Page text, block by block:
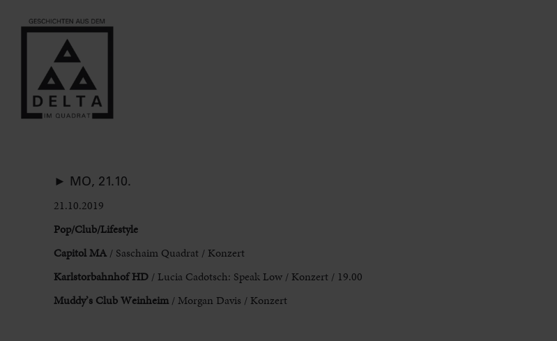
► MO, 21.10.
21.10.2019
Pop/Club/Lifestyle
Capitol MA / Saschaim Quadrat / Konzert
Karlstorbahnhof HD / Lucia Cadotsch: Speak Low / Konzert / 19.00
Muddy’s Club Weinheim / Morgan Davis / Konzert